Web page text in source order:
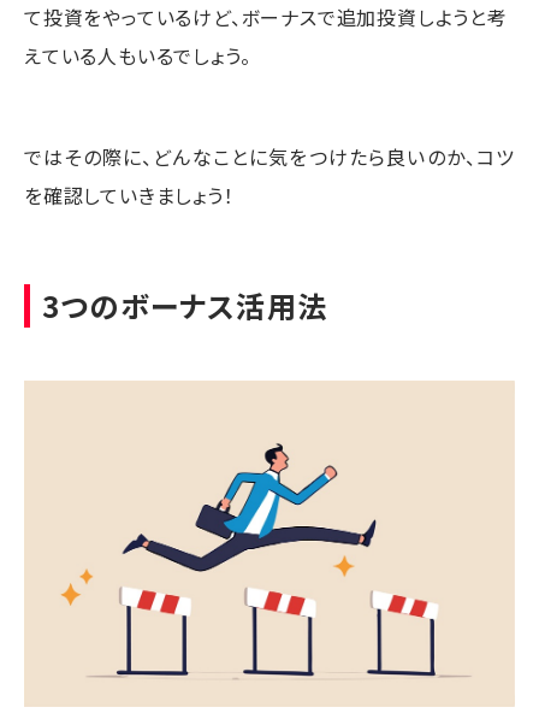
て投資をやっているけど、ボーナスで追加投資しようと考
えている人もいるでしょう。
ではその際に、どんなことに気をつけたら良いのか、コツ
を確認していきましょう！
3つのボーナス活用法